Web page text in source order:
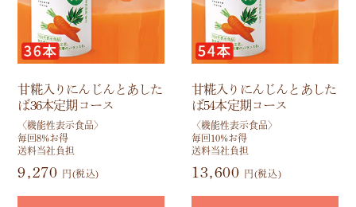
甘糀入りにんじんとあした
ば36本定期コース
〈機能性表示食品〉
毎回8%お得
送料当社負担
9,270 円(税込)
甘糀入りにんじんとあした
ば54本定期コース
〈機能性表示食品〉
毎回10%お得
送料当社負担
13,600 円(税込)